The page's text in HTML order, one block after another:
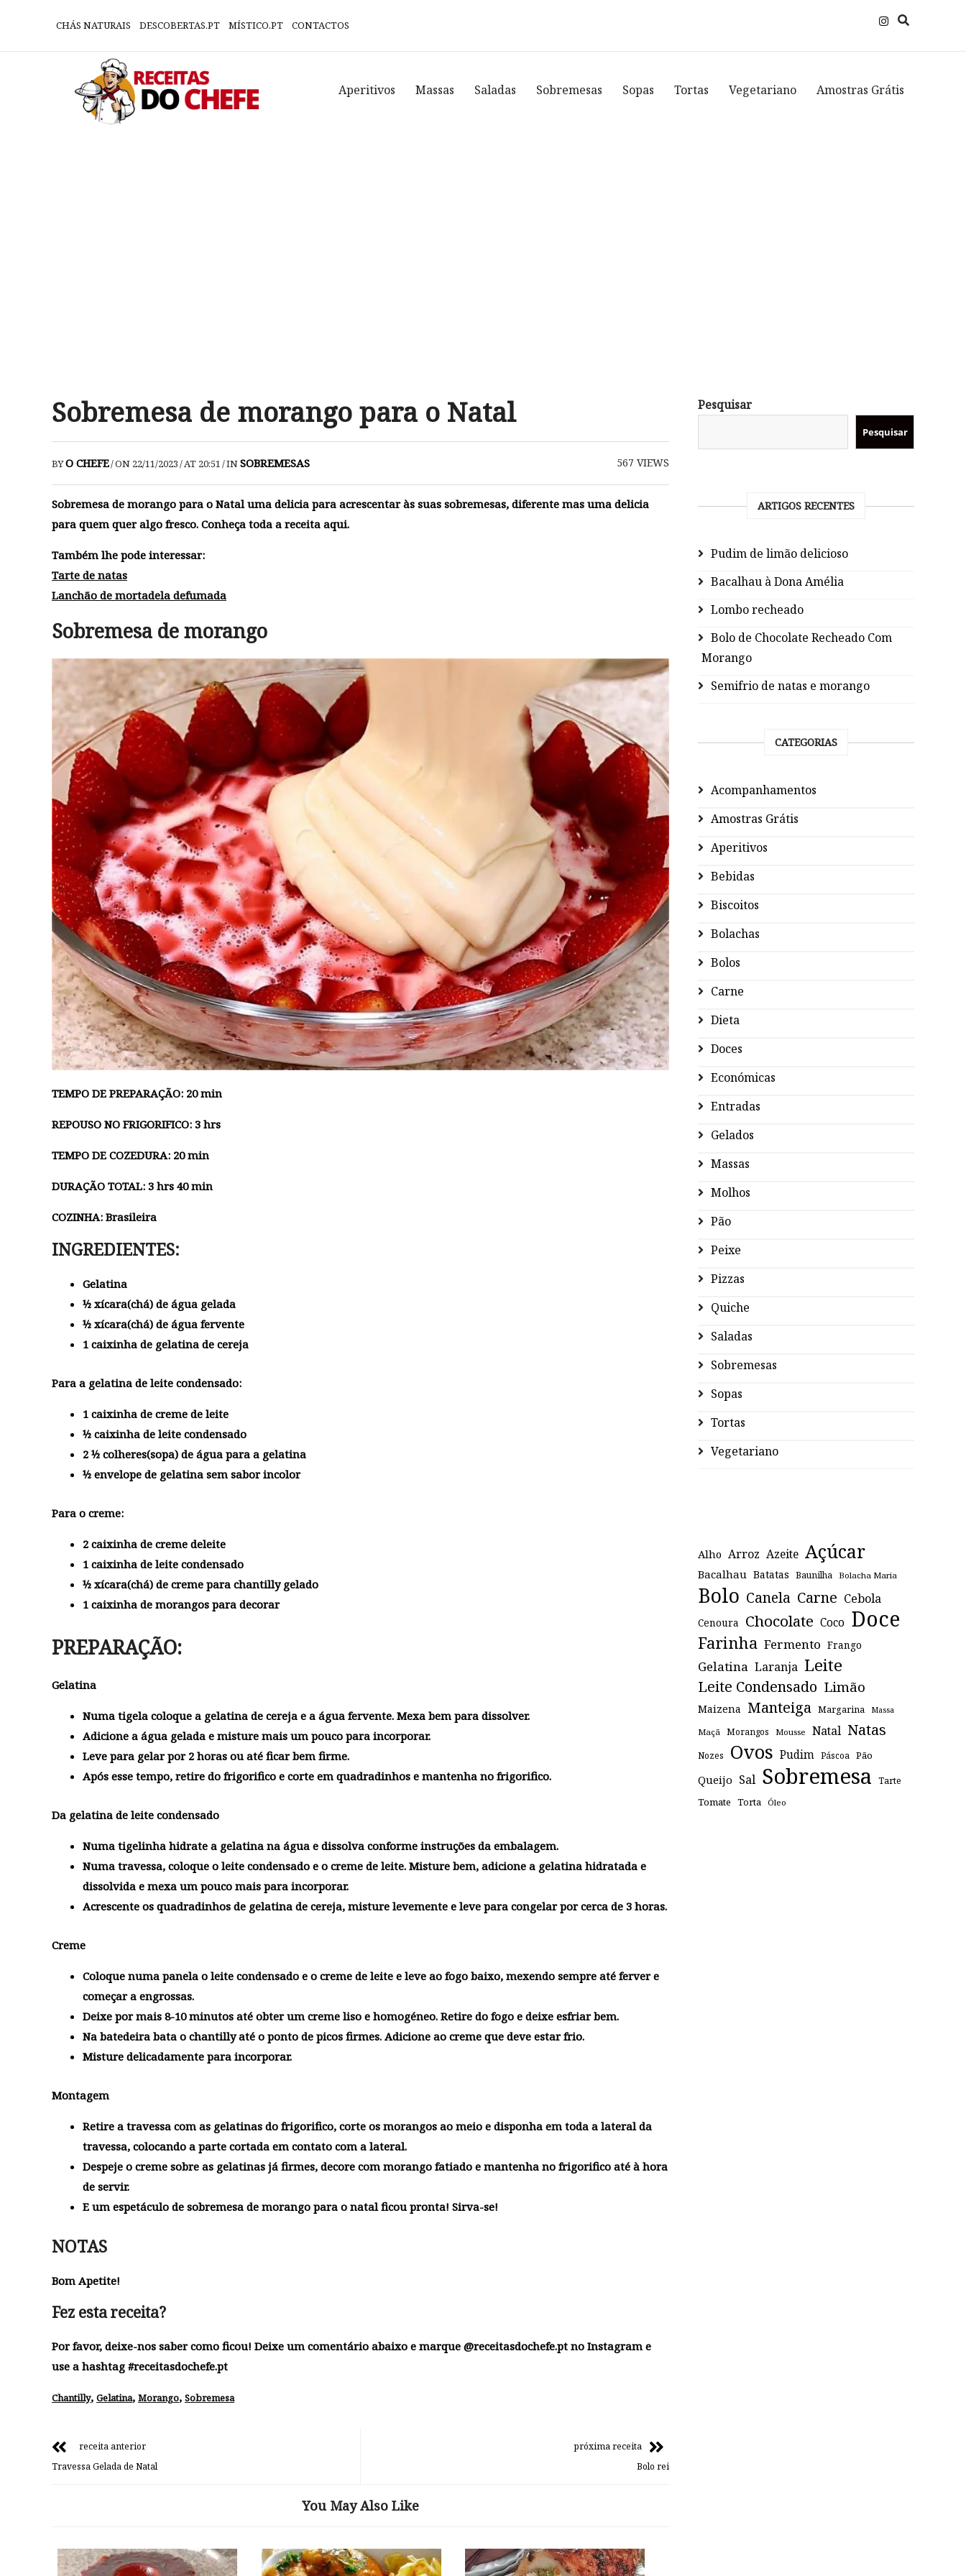
CHÁS NATURAIS DESCOBERTAS.PT MÍSTICO.PT CONTACTOS
Aperitivos Massas Saladas Sobremesas Sopas Tortas Vegetariano Amostras Grátis
Sobremesa de morango para o Natal
BYO CHEFE/ON 22/11/2023/AT 20:51/INSOBREMESAS 567VIEWS
Sobremesa de morango para o Natal uma delicia para acrescentar às suas sobremesas, diferente mas uma delicia
para quem quer algo fresco. Conheça toda a receita aqui.
Também lhe pode interessar:
Tarte de natas
Lanchão de mortadela defumada
Sobremesa de morango
TEMPO DE PREPARAÇÃO: 20 min
REPOUSO NO FRIGORIFICO: 3 hrs
TEMPO DE COZEDURA: 20 min
DURAÇÃO TOTAL: 3 hrs 40 min
COZINHA: Brasileira
INGREDIENTES:
Gelatina
½ xícara(chá) de água gelada
½ xícara(chá) de água fervente
1 caixinha de gelatina de cereja
Para a gelatina de leite condensado:
1 caixinha de creme de leite
½ caixinha de leite condensado
2 ½ colheres(sopa) de água para a gelatina
½ envelope de gelatina sem sabor incolor
Para o creme:
2 caixinha de creme deleite
1 caixinha de leite condensado
½ xícara(chá) de creme para chantilly gelado
1 caixinha de morangos para decorar
PREPARAÇÃO:
Gelatina
Numa tigela coloque a gelatina de cereja e a água fervente. Mexa bem para dissolver.
Adicione a água gelada e misture mais um pouco para incorporar.
Leve para gelar por 2 horas ou até ficar bem firme.
Após esse tempo, retire do frigorifico e corte em quadradinhos e mantenha no frigorifico.
Da gelatina de leite condensado
Numa tigelinha hidrate a gelatina na água e dissolva conforme instruções da embalagem.
Numa travessa, coloque o leite condensado e o creme de leite. Misture bem, adicione a gelatina hidratada e
dissolvida e mexa um pouco mais para incorporar.
Acrescente os quadradinhos de gelatina de cereja, misture levemente e leve para congelar por cerca de 3 horas.
Creme
Coloque numa panela o leite condensado e o creme de leite e leve ao fogo baixo, mexendo sempre até ferver e
começar a engrossas.
Deixe por mais 8-10 minutos até obter um creme liso e homogéneo. Retire do fogo e deixe esfriar bem.
Na batedeira bata o chantilly até o ponto de picos firmes. Adicione ao creme que deve estar frio.
Misture delicadamente para incorporar.
Montagem
Retire a travessa com as gelatinas do frigorifico, corte os morangos ao meio e disponha em toda a lateral da
travessa, colocando a parte cortada em contato com a lateral.
Despeje o creme sobre as gelatinas já firmes, decore com morango fatiado e mantenha no frigorifico até à hora
de servir.
E um espetáculo de sobremesa de morango para o natal ficou pronta! Sirva-se!
NOTAS
Bom Apetite!
Fez esta receita?
Por favor, deixe-nos saber como ficou! Deixe um comentário abaixo e marque @receitasdochefe.pt no Instagram e
use a hashtag #receitasdochefe.pt
Chantilly, Gelatina, Morango, Sobremesa
receita anterior
Travessa Gelada de Natal
próxima receita
Bolo rei
You May Also Like
Pesquisar
Pesquisar
ARTIGOS RECENTES
Pudim de limão delicioso
Bacalhau à Dona Amélia
Lombo recheado
Bolo de Chocolate Recheado Com
Morango
Semifrio de natas e morango
CATEGORIAS
Acompanhamentos
Amostras Grátis
Aperitivos
Bebidas
Biscoitos
Bolachas
Bolos
Carne
Dieta
Doces
Económicas
Entradas
Gelados
Massas
Molhos
Pão
Peixe
Pizzas
Quiche
Saladas
Sobremesas
Sopas
Tortas
Vegetariano
Alho Arroz Azeite Açúcar
Bacalhau Batatas Baunilha Bolacha Maria
Bolo Canela Carne Cebola
Cenoura Chocolate Coco Doce
Farinha Fermento Frango
Gelatina Laranja Leite
Leite Condensado Limão
Maizena Manteiga Margarina Massa
Maçã Morangos Mousse Natal Natas
Nozes Ovos Pudim Páscoa Pão
Queijo Sal Sobremesa Tarte
Tomate Torta Óleo